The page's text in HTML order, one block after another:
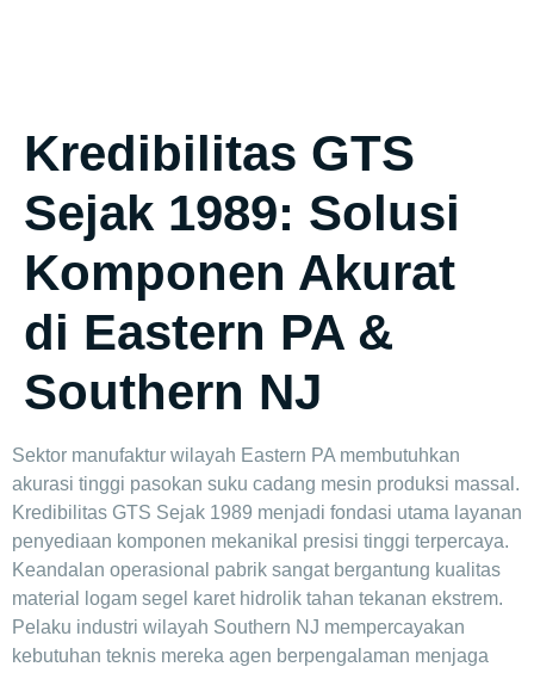
Kredibilitas GTS
Sejak 1989: Solusi
Komponen Akurat
di Eastern PA &
Southern NJ
Sektor manufaktur wilayah Eastern PA membutuhkan
akurasi tinggi pasokan suku cadang mesin produksi massal.
Kredibilitas GTS Sejak 1989 menjadi fondasi utama layanan
penyediaan komponen mekanikal presisi tinggi terpercaya.
Keandalan operasional pabrik sangat bergantung kualitas
material logam segel karet hidrolik tahan tekanan ekstrem.
Pelaku industri wilayah Southern NJ mempercayakan
kebutuhan teknis mereka agen berpengalaman menjaga